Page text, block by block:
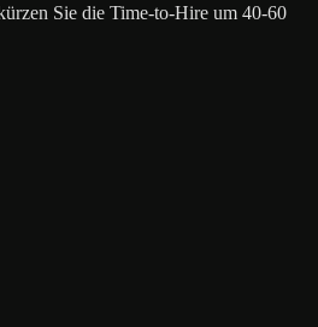
Sie die Time-to-Hire um 40-60